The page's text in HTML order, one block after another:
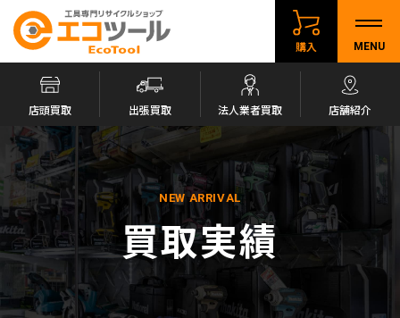
購入 MENU
店頭買取 出張買取 法人業者買取 店舗紹介
NEW ARRIVAL
買取実績